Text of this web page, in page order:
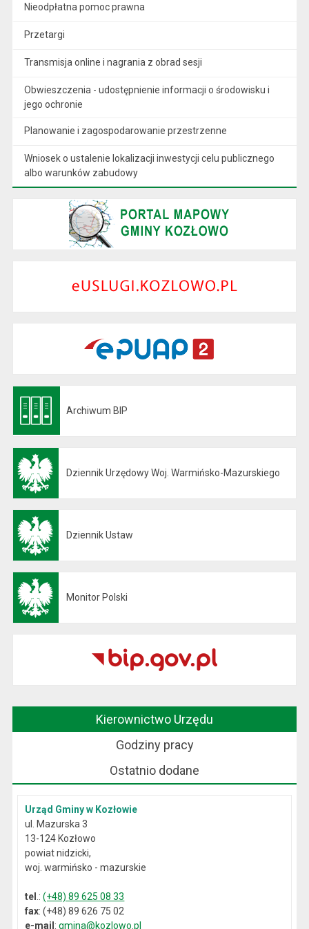
Nieodpłatna pomoc prawna
Przetargi
Transmisja online i nagrania z obrad sesji
Obwieszczenia - udostępnienie informacji o środowisku i
jego ochronie
Planowanie i zagospodarowanie przestrzenne
Wniosek o ustalenie lokalizacji inwestycji celu publicznego
albo warunków zabudowy
Archiwum BIP
Dziennik Urzędowy Woj. Warmińsko-Mazurskiego
Dziennik Ustaw
Monitor Polski
Kierownictwo Urzędu
Godziny pracy
Ostatnio dodane
Urząd Gminy w Kozłowie
ul. Mazurska 3
13-124 Kozłowo
powiat nidzicki,
woj. warmińsko - mazurskie
tel .:(+48) 89 625 08 33
fax: (+48) 89 626 75 02
e-mail:gmina@kozlowo.pl